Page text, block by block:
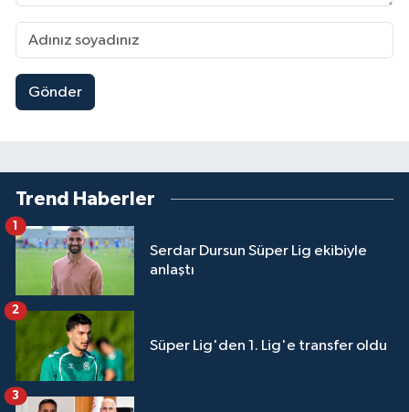
Gönder
Trend Haberler
Serdar Dursun Süper Lig ekibiyle
anlaştı
1
Süper Lig'den 1. Lig'e transfer oldu
2
3